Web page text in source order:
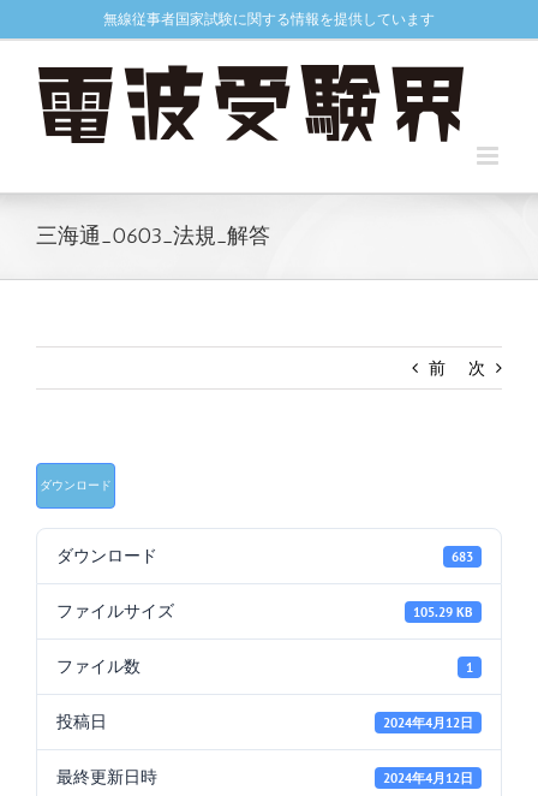
to
無線従事者国家試験に関する情報を提供しています
三海通_0603_法規_解答
前 次
ダウンロード
ダウンロード 683
ファイルサイズ 105.29 KB
ファイル数 1
投稿日 2024年4月12日
最終更新日時 2024年4月12日